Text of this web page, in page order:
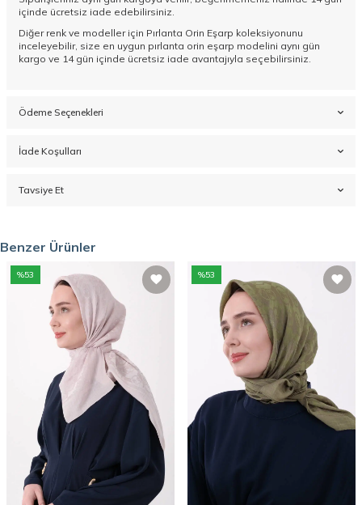
içinde ücretsiz iade edebilirsiniz.
Diğer renk ve modeller için Pırlanta Orin Eşarp koleksiyonunu
inceleyebilir, size en uygun pırlanta orin eşarp modelini aynı gün
kargo ve 14 gün içinde ücretsiz iade avantajıyla seçebilirsiniz.
Ödeme Seçenekleri
İade Koşulları
Tavsiye Et
Benzer Ürünler
%53 %53